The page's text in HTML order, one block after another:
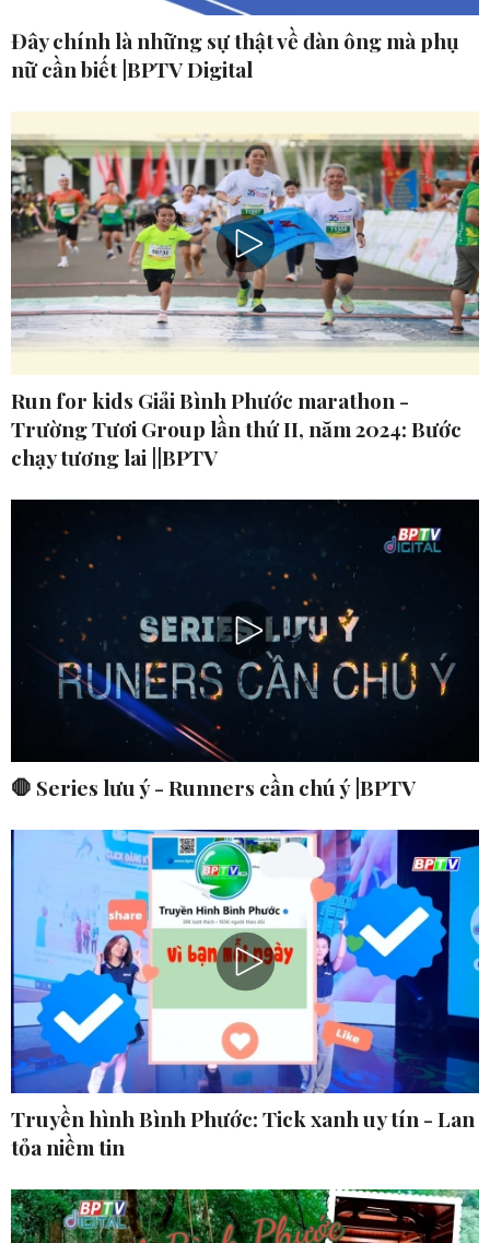
Đây chính là những sự thật về đàn ông mà phụ
nữ cần biết |BPTV Digital
Run for kids Giải Bình Phước marathon -
Trường Tươi Group lần thứ II, năm 2024: Bước
chạy tương lai ||BPTV
🛑 Series lưu ý - Runners cần chú ý |BPTV
Truyền hình Bình Phước: Tick xanh uy tín - Lan
tỏa niềm tin